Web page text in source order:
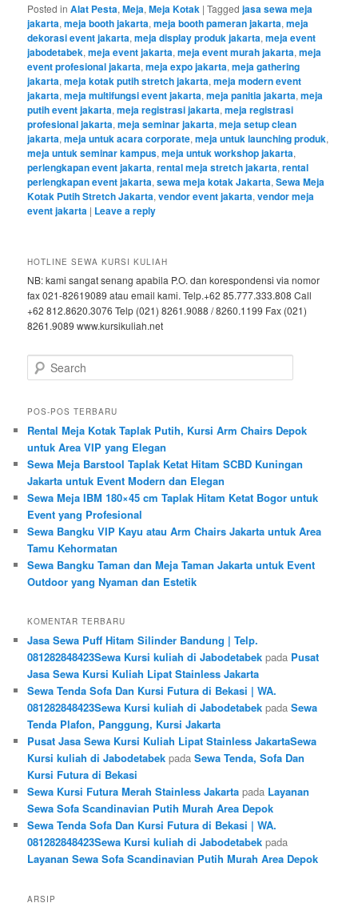
Posted in Alat Pesta,Meja,Meja Kotak |Tagged jasa sewa meja
jakarta,meja booth jakarta,meja booth pameran jakarta,meja
dekorasi event jakarta,meja display produk jakarta,meja event
jabodetabek,meja event jakarta,meja event murah jakarta,meja
event profesional jakarta,meja expo jakarta,meja gathering
jakarta,meja kotak putih stretch jakarta,meja modern event
jakarta,meja multifungsi event jakarta,meja panitia jakarta,meja
putih event jakarta,meja registrasi jakarta,meja registrasi
profesional jakarta,meja seminar jakarta,meja setup clean
jakarta,meja untuk acara corporate,meja untuk launching produk,
meja untuk seminar kampus,meja untuk workshop jakarta,
perlengkapan event jakarta,rental meja stretch jakarta,rental
perlengkapan event jakarta,sewa meja kotak Jakarta,Sewa Meja
Kotak Putih Stretch Jakarta,vendor event jakarta,vendor meja
event jakarta | Leave a reply
HOTLINE SEWA KURSI KULIAH
NB: kami sangat senang apabila P.O. dan korespondensi via nomor
fax 021-82619089 atau email kami. Telp.+62 85.777.333.808 Call
+62 812.8620.3076 Telp (021) 8261.9088 / 8260.1199 Fax (021)
8261.9089 www.kursikuliah.net
Search
POS-POS TERBARU
Rental Meja Kotak Taplak Putih, Kursi Arm Chairs Depok
untuk Area VIP yang Elegan
Sewa Meja Barstool Taplak Ketat Hitam SCBD Kuningan
Jakarta untuk Event Modern dan Elegan
Sewa Meja IBM 180×45 cm Taplak Hitam Ketat Bogor untuk
Event yang Profesional
Sewa Bangku VIP Kayu atau Arm Chairs Jakarta untuk Area
Tamu Kehormatan
Sewa Bangku Taman dan Meja Taman Jakarta untuk Event
Outdoor yang Nyaman dan Estetik
KOMENTAR TERBARU
Jasa Sewa Puff Hitam Silinder Bandung | Telp.
081282848423Sewa Kursi kuliah di Jabodetabek pada Pusat
Jasa Sewa Kursi Kuliah Lipat Stainless Jakarta
Sewa Tenda Sofa Dan Kursi Futura di Bekasi | WA.
081282848423Sewa Kursi kuliah di Jabodetabek padaSewa
Tenda Plafon, Panggung, Kursi Jakarta
Pusat Jasa Sewa Kursi Kuliah Lipat Stainless JakartaSewa
Kursi kuliah di Jabodetabek padaSewa Tenda, Sofa Dan
Kursi Futura di Bekasi
Sewa Kursi Futura Merah Stainless Jakarta pada Layanan
Sewa Sofa Scandinavian Putih Murah Area Depok
Sewa Tenda Sofa Dan Kursi Futura di Bekasi | WA.
081282848423Sewa Kursi kuliah di Jabodetabek pada
Layanan Sewa Sofa Scandinavian Putih Murah Area Depok
ARSIP